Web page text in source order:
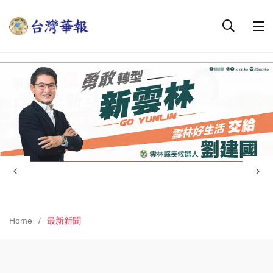
Home 最新新聞